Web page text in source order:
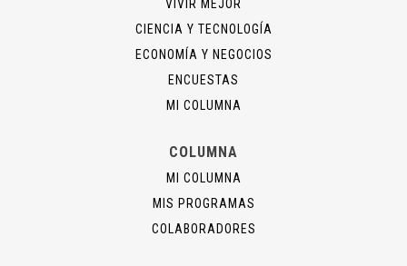
VIVIR MEJOR
CIENCIA Y TECNOLOGÍA
ECONOMÍA Y NEGOCIOS
ENCUESTAS
MI COLUMNA
COLUMNA
MI COLUMNA
MIS PROGRAMAS
COLABORADORES